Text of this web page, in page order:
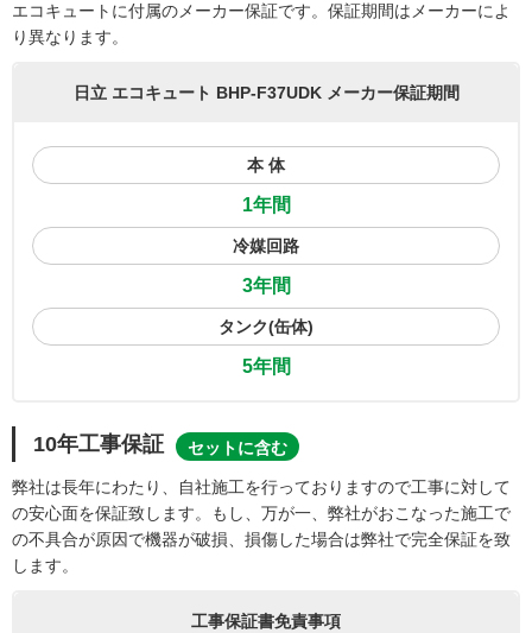
エコキュートに付属のメーカー保証です。保証期間はメーカーによ
り異なります。
日立 エコキュート BHP-F37UDK メーカー保証期間
本 体
1年間
冷媒回路
3年間
タンク(缶体)
5年間
10年工事保証 セットに含む
弊社は長年にわたり、自社施工を行っておりますので工事に対して
の安心面を保証致します。もし、万が一、弊社がおこなった施工で
の不具合が原因で機器が破損、損傷した場合は弊社で完全保証を致
します。
工事保証書免責事項